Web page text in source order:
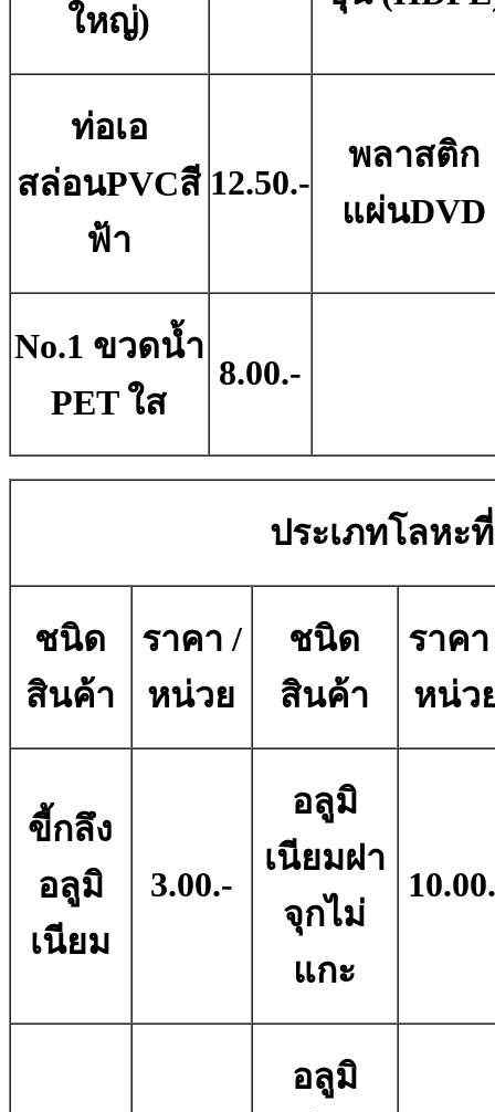
ใหญ่)
ท่อเอ
สล่อนPVCสี
ฟ้า
12.50.-
พลาสติก
แผ่นDVD
No.1 ขวดน้ำ
PET ใส
8.00.-
ประเภทโลหะ
ชนิด
สินค้า
ราคา /
หน่วย
ชนิด
สินค้า
ราค
หน่ว
ขี้กลึง
อลูมิ
เนียม
3.00.-
อลูมิ
เนียมฝา
จุกไม่
แกะ
อลูมิ